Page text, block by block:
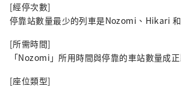
[經停次數]
停靠站數量最少的列車是Nozomi、Hikari
[所需時間]
「Nozomi」所用時間與停靠的車站數量成
[座位類型]